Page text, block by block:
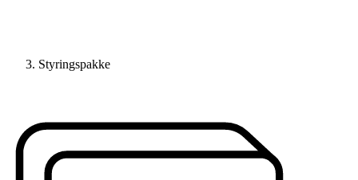
Styringspakke